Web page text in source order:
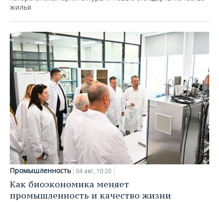
жилья
Промышленность 04 авг, 10:20
Как биоэкономика меняет
промышленность и качество жизни